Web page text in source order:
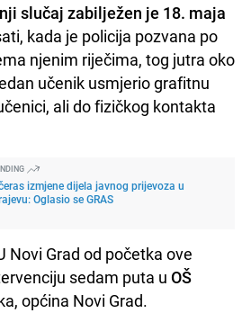
slučaj zabilježen je 18. maja
kada je policija pozvana po
njenim riječima, tog jutra oko
učenik usmjerio grafitnu
ali do fizičkog kontakta
izmjene dijela javnog prijevoza u
Oglasio se GRAS
Novi Grad od početka ove
sedam puta u OŠ
općina Novi Grad.